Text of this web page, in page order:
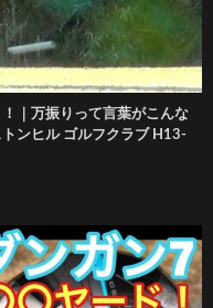
｜万振りって言葉がこんな
ンヒル ゴルフクラブ H13-